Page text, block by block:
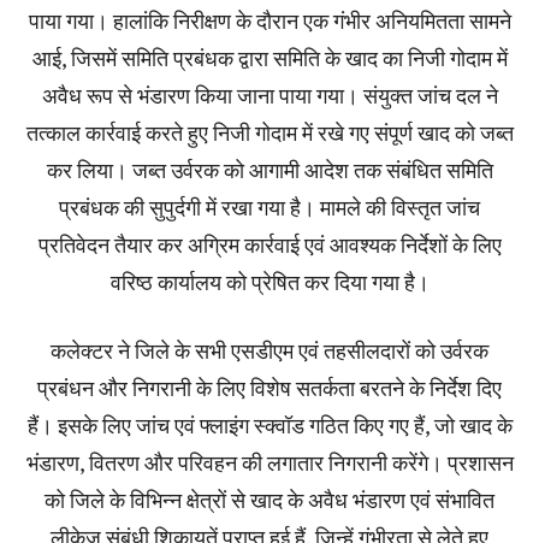
पाया गया। हालांकि निरीक्षण के दौरान एक गंभीर अनियमितता सामने
आई, जिसमें समिति प्रबंधक द्वारा समिति के खाद का निजी गोदाम में
अवैध रूप से भंडारण किया जाना पाया गया। संयुक्त जांच दल ने
तत्काल कार्रवाई करते हुए निजी गोदाम में रखे गए संपूर्ण खाद को जब्त
कर लिया। जब्त उर्वरक को आगामी आदेश तक संबंधित समिति
प्रबंधक की सुपुर्दगी में रखा गया है। मामले की विस्तृत जांच
प्रतिवेदन तैयार कर अग्रिम कार्रवाई एवं आवश्यक निर्देशों के लिए
वरिष्ठ कार्यालय को प्रेषित कर दिया गया है।
कलेक्टर ने जिले के सभी एसडीएम एवं तहसीलदारों को उर्वरक
प्रबंधन और निगरानी के लिए विशेष सतर्कता बरतने के निर्देश दिए
हैं। इसके लिए जांच एवं फ्लाइंग स्क्वॉड गठित किए गए हैं, जो खाद के
भंडारण, वितरण और परिवहन की लगातार निगरानी करेंगे। प्रशासन
को जिले के विभिन्न क्षेत्रों से खाद के अवैध भंडारण एवं संभावित
लीकेज संबंधी शिकायतें प्राप्त हुई हैं, जिन्हें गंभीरता से लेते हुए